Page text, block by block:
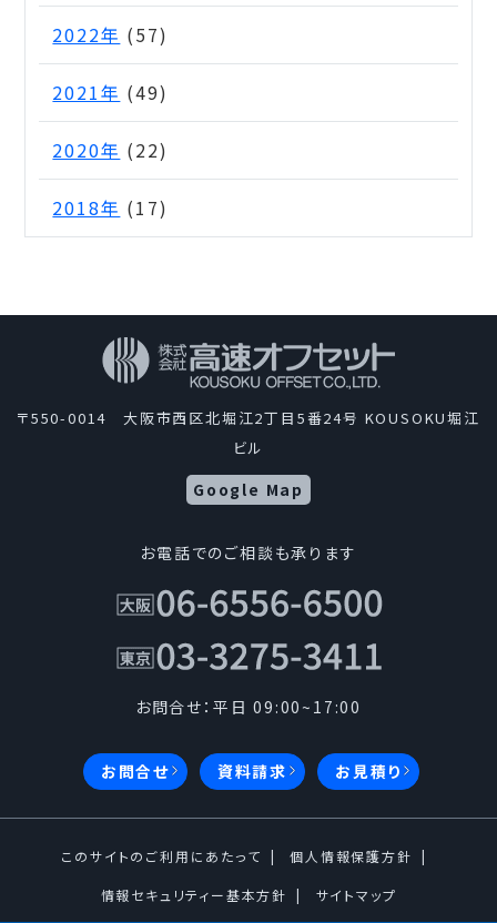
2022年 (57)
2021年 (49)
2020年 (22)
2018年 (17)
〒550-0014 大阪市西区北堀江2丁目5番24号 KOUSOKU堀江
ビル
Google Map
お電話でのご相談も承ります
お問合せ：平日 09:00~17:00
お問合せ 資料請求 お見積り
このサイトのご利用にあたって 個人情報保護方針
情報セキュリティー基本方針 サイトマップ